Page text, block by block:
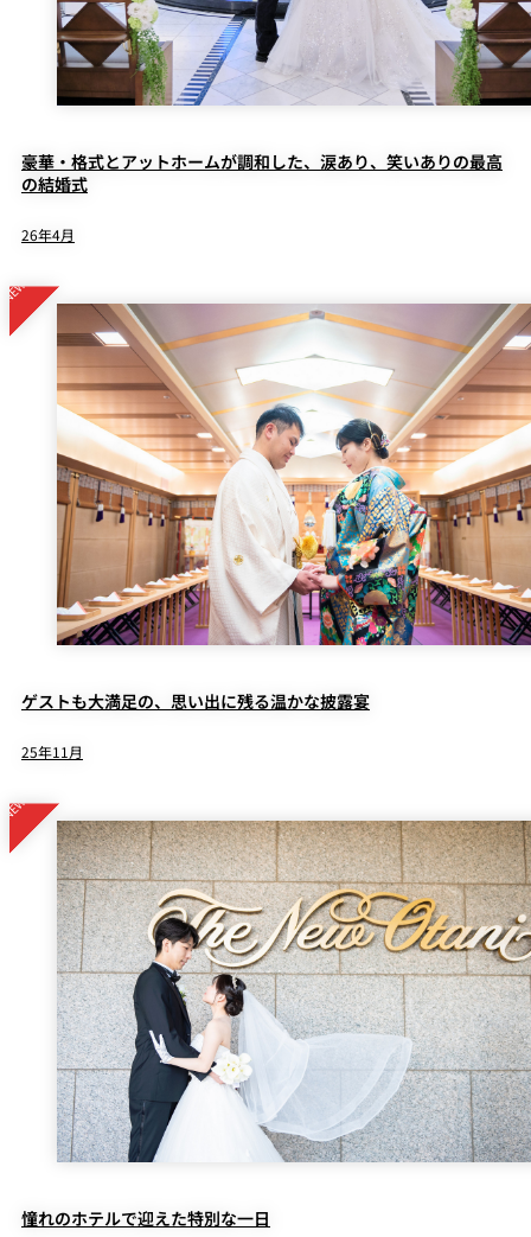
豪華・格式とアットホームが調和した、涙あり、笑いありの最高
の結婚式
26年4月
ゲストも大満足の、思い出に残る温かな披露宴
25年11月
憧れのホテルで迎えた特別な一日